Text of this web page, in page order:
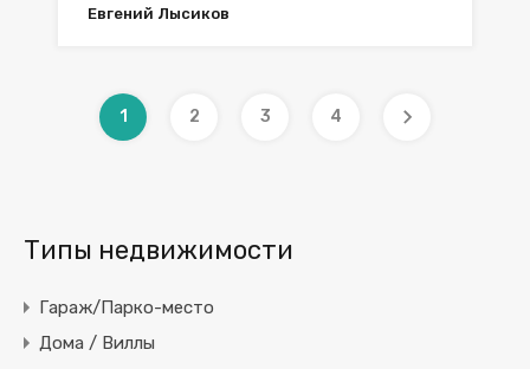
Евгений Лысиков
1 2 3 4
Типы недвижимости
Гараж/Парко-место
Дома / Виллы